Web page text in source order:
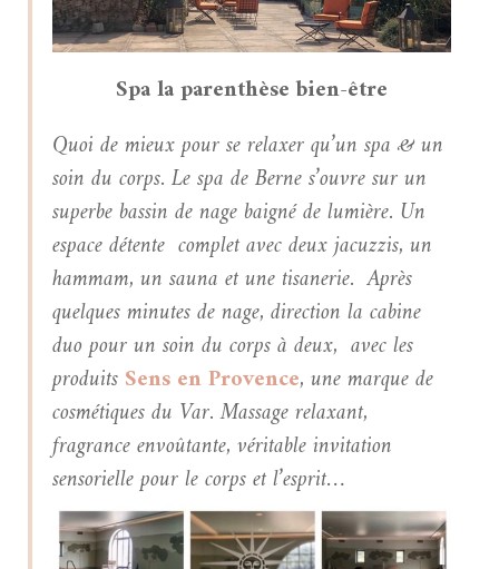
Spa la parenthèse bien-être
Quoi de mieux pour se relaxer qu’un spa & un
soin du corps. Le spa de Berne s’ouvre sur un
superbe bassin de nage baigné de lumière. Un
espace détente complet avec deux jacuzzis, un
hammam, un sauna et une tisanerie. Après
quelques minutes de nage, direction la cabine
duo pour un soin du corps à deux, avec les
produits Sens en Provence, une marque de
cosmétiques du Var. Massage relaxant,
fragrance envoûtante, véritable invitation
sensorielle pour le corps et l’esprit…